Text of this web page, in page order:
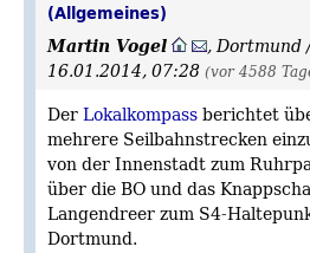
(Allgemeines)
Martin Vogel ,Dortmund
16.01.2014, 07:28 (vor 4588
DerLokalkompassberichtet
mehrere Seilbahnstrecken
von der Innenstadt zum
über die BO und das
Langendreer zum S4-
Dortmund.